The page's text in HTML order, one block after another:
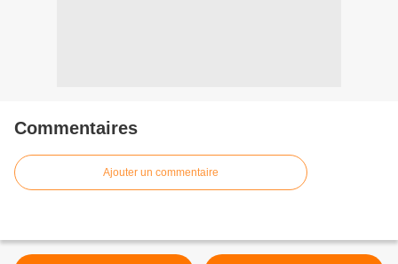
Commentaires
Ajouter un commentaire